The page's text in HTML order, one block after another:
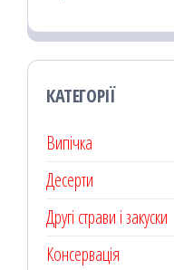
КАТЕГОРІЇ
Випічка
Десерти
Другі страви і закуски
Консервація